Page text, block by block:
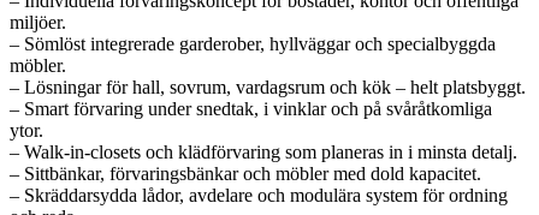
miljöer.
– Sömlöst integrerade garderober, hyllväggar och specialbyggda
möbler.
– Lösningar för hall, sovrum, vardagsrum och kök – helt platsbyggt.
– Smart förvaring under snedtak, i vinklar och på svåråtkomliga
ytor.
– Walk-in-closets och klädförvaring som planeras in i minsta detalj.
– Sittbänkar, förvaringsbänkar och möbler med dold kapacitet.
– Skräddarsydda lådor, avdelare och modulära system för ordning